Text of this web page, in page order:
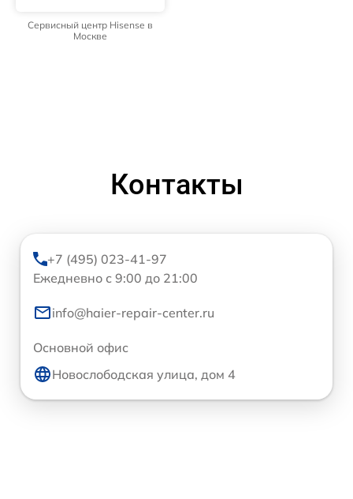
Сервисный центр Hisense в
Москве
Контакты
+7 (495) 023-41-97
Ежедневно с 9:00 до 21:00
info@haier-repair-center.ru
Основной офис
Новослободская улица, дом 4